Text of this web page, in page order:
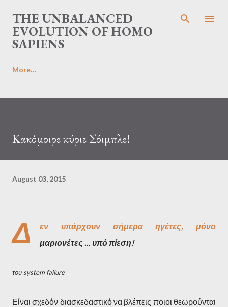
Skip to main content
THE UNBALANCED
EVOLUTION OF HOMO
SAPIENS
More…
Κακόμοιρε κύριε Σόιμπλε!
August 03, 2015
Δ
εν υπάρχουν σήμερα ηγέτες, μόνο
μαριονέτες ... υπό πίεση!
του system failure
Είναι σχεδόν διασκεδαστικό να βλέπεις ποιοι θεωρούνται